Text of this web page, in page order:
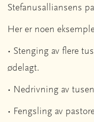
Stefanusalliansens
Her er noen
• Stenging av flere
ødelagt.
• Nedrivning av
• Fengsling av